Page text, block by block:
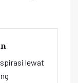
lewat